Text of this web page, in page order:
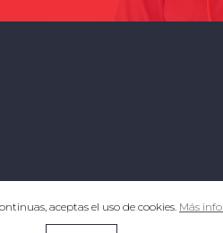
aceptas el uso de cookies. Más